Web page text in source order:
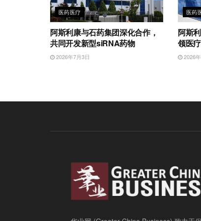
医药医疗
阿斯利康与石药集团深化合作，
共同开发新型siRNA药物
2026年7月3日
医药
阿斯
领医
2026